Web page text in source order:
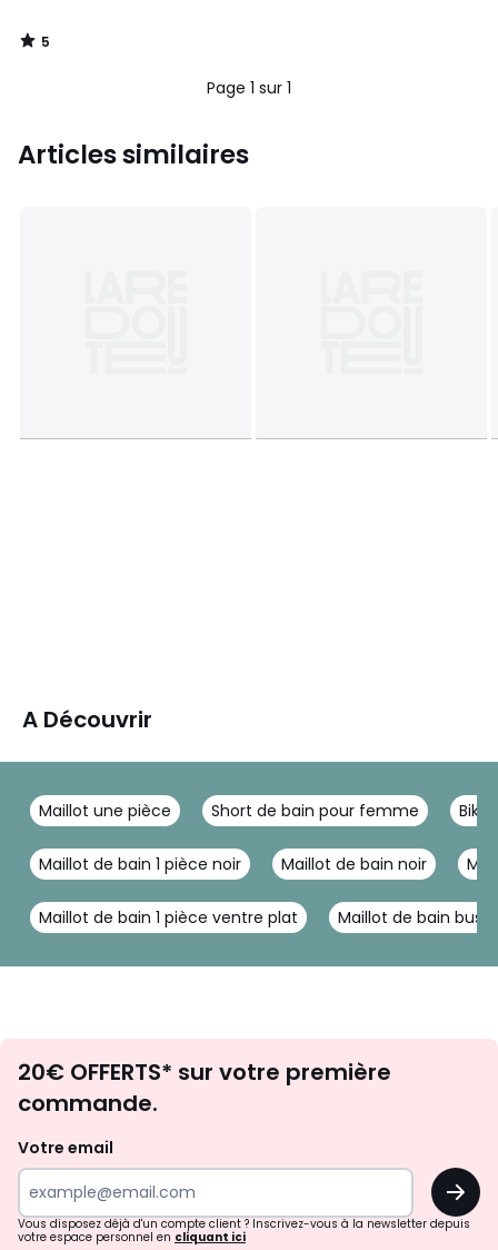
5
/
Page 1 sur 1
Articles similaires
A Découvrir
Maillot une pièce Short de bain pour femme
Maillot de bain 1 pièce noir Maillot de bain noir
Maillot de bain 1 pièce ventre plat Maillot de bain
d'inspirations
surprises?
20€ OFFERTS* sur votre première
commande.
Votre email
OK
Vous disposez déjà d'un compte client ? Inscrivez-vous à la newsletter depuis
votre espace personnel en cliquant ici